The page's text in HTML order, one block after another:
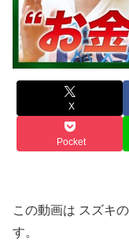
X
Pocket
この動画は スズキ
す。